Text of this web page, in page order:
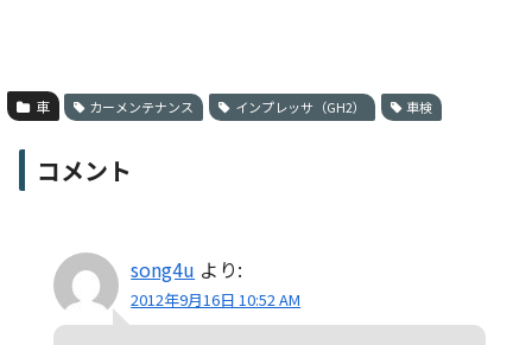
車 カーメンテナンス インプレッサ（GH2） 車検
コメント
song4u より:
2012年9月16日 10:52 AM